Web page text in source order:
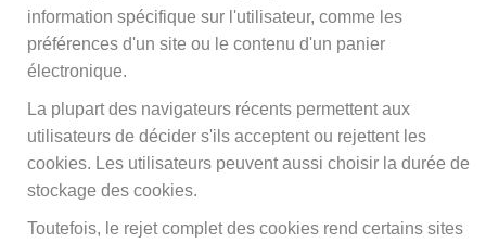
information spécifique sur l'utilisateur, comme les
préférences d'un site ou le contenu d'un panier
électronique.
La plupart des navigateurs récents permettent aux
utilisateurs de décider s'ils acceptent ou rejettent les
cookies. Les utilisateurs peuvent aussi choisir la durée de
stockage des cookies.
Toutefois, le rejet complet des cookies rend certains sites